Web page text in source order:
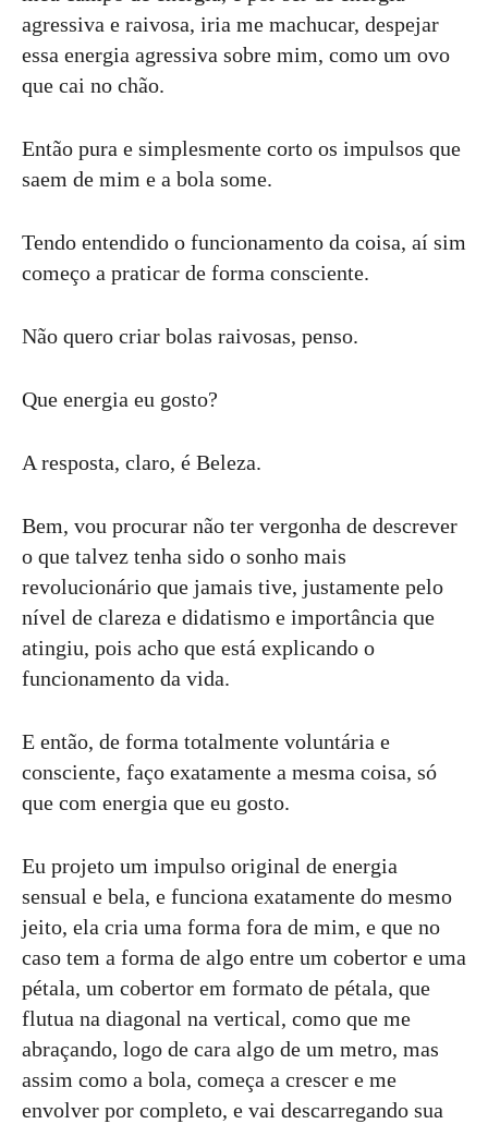
agressiva e raivosa, iria me machucar, despejar
essa energia agressiva sobre mim, como um ovo
que cai no chão.
Então pura e simplesmente corto os impulsos que
saem de mim e a bola some.
Tendo entendido o funcionamento da coisa, aí sim
começo a praticar de forma consciente.
Não quero criar bolas raivosas, penso.
Que energia eu gosto?
A resposta, claro, é Beleza.
Bem, vou procurar não ter vergonha de descrever
o que talvez tenha sido o sonho mais
revolucionário que jamais tive, justamente pelo
nível de clareza e didatismo e importância que
atingiu, pois acho que está explicando o
funcionamento da vida.
E então, de forma totalmente voluntária e
consciente, faço exatamente a mesma coisa, só
que com energia que eu gosto.
Eu projeto um impulso original de energia
sensual e bela, e funciona exatamente do mesmo
jeito, ela cria uma forma fora de mim, e que no
caso tem a forma de algo entre um cobertor e uma
pétala, um cobertor em formato de pétala, que
flutua na diagonal na vertical, como que me
abraçando, logo de cara algo de um metro, mas
assim como a bola, começa a crescer e me
envolver por completo, e vai descarregando sua